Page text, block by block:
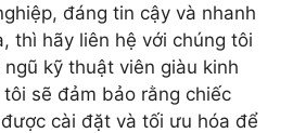
đáng tin cậy và nhanh
thì hãy liên hệ với chúng tôi
kỹ thuật viên giàu kinh
sẽ đảm bảo rằng chiếc
cài đặt và tối ưu hóa để